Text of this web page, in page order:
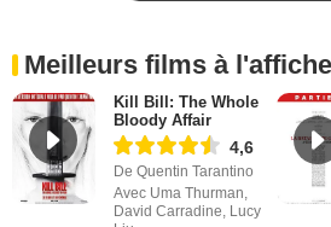
Meilleurs films à l'affiche
Kill Bill: The Whole
Bloody Affair
4,6
De Quentin Tarantino
Avec Uma Thurman,
David Carradine, Lucy